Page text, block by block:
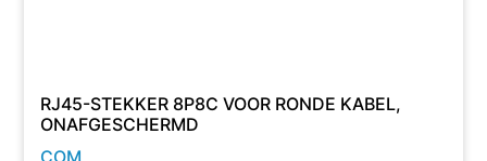
RJ45-STEKKER 8P8C VOOR RONDE KABEL,
ONAFGESCHERMD
COM